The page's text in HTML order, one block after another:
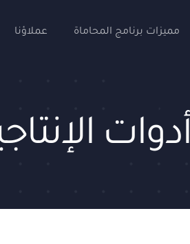
مميزات برنامج المحاماة عملاؤنا
أدوات